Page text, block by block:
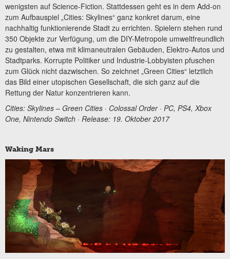
wenigsten auf Science-Fiction. Stattdessen geht es in dem Add-on
zum Aufbauspiel „Cities: Skylines“ ganz konkret darum, eine
nachhaltig funktionierende Stadt zu errichten. Spielern stehen rund
350 Objekte zur Verfügung, um die DIY-Metropole umweltfreundlich
zu gestalten, etwa mit klimaneutralen Gebäuden, Elektro-Autos und
Stadtparks. Korrupte Politiker und Industrie-Lobbyisten pfuschen
zum Glück nicht dazwischen. So zeichnet „Green Cities“ letztlich
das Bild einer utopischen Gesellschaft, die sich ganz auf die
Rettung der Natur konzentrieren kann.
Cities: Skylines – Green Cities · Colossal Order · PC, PS4, Xbox
One, Nintendo Switch · Release: 19. Oktober 2017
Waking Mars